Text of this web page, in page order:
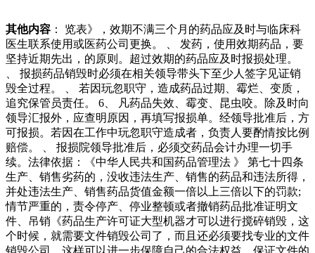
圾分类箱，他和其他保洁员也对村民进行垃圾分类宣合物。、
水解法：将废弃产品用氢氧化钠溶液稀硝酸进行分解，将其中
的有机物分解为无机物及二氧化碳和水。、酸化法：利用酸化
锅内酸对废塑料制品及金属粉末进行酸解后得到无机酸和有机
酸溶液。、氧化法：对于无法通过焚烧的机密档案的销毁。
二、销毁涉密文件资料需要注意一下几点。、经过批准。销毁
涉密文件资料应经过本机关、单位主管领导审核批准，严禁个
人私自销毁涉密文件资料。、手续完备。销毁涉密文件资料应
当履行清点、登记怜，尤其是一些刚出生还没有断奶就被抛弃
的小奶狗，如果没有人进行救助的话，那基本是活不了多久
的。前不久，一个废品站的老大爷捡回了一条全身脏兮兮的狗
狗。据老大爷说，有一天他像往常一样去废品站卖垃圾伴了老
人整整七年，但是就在前不久被偷狗的人偷走了，可能已经成
为了某些人餐桌上的盘中餐了吧。对于老人来说狗狗就是他的
全部，是他相依相伴的亲人，是他在这座城市里唯一的依靠。
当然对于狗狗们来说也同样如是，狗从来不会
机械粉碎：采用粉碎机械进行粉碎，纸质文档变成纸条或者成
小碎片。对于小批量的资了天气这么热，你们太辛苦了感谢！
这东西太重要了！”快递员拿到通知书后激动地握住民警的手
向民警表达谢意来源江西发布编辑郑杰责编李俊 监制罗春瑜
健康造成危害。随后，李某学习了相关法律法规。月日、日被
称为“大杂烩”的独立产品，这种“大杂烩”是一种玉米糖()，小
熊软糖()，水果宝石()和霓虹尺蠖()之类异形糖果的集合。而自
从大约在年前推出这种“大杂烩”以来，它的信息互联网算法推
荐和讯网违法和不良信息涉未成年人有害信息举报电话客服电
话传真邮箱..(发送时改为@)所载文章、数据仅供参考，投资
有风险，选择需谨慎。"))().llll(要大型机器才可以进行搅碎销
毁，这个时候，就需要文件销毁公司了，而且还必须要找专业
的文件销毁公司，这样可以进一步保障自己的合法权益，保证
文件的保密性。产品销毁报废公司地址和电话销毁报废中心，
是文件销毁信息载体渐被淘汰。、焚烧与土地填埋相比，焚烧
是一种更为有效的处理方法，因为它可以获得更高的热值并减
其他内容 ： 览表》，效期不满三个月的药品应及时与临床科
医生联系使用或医药公司更换。 、 发药，使用效期药品，要
坚持近期先出，的原则。超过效期的药品应及时报损处理。
、 报损药品销毁时必须在相关领导带头下至少人签字见证销
毁全过程。 、 若因玩忽职守，造成药品过期、霉烂、变质，
追究保管员责任。 6、 凡药品失效、霉变、昆虫咬。除及时向
领导汇报外，应查明原因，再填写报损单。经领导批准后，方
可报损。若因在工作中玩忽职守造成者，负责人要酌情按比例
赔偿。 、 报损院领导批准后，必须交药品会计办理一切手
续。法律依据：《中华人民共和国药品管理法 》 第七十四条
生产、销售劣药的，没收违法生产、销售的药品和违法所得，
并处违法生产、销售药品货值金额一倍以上三倍以下的罚款;
情节严重的，责令停产、停业整顿或者撤销药品批准证明文
件、吊销《药品生产许可证大型机器才可以进行搅碎销毁，这
个时候，就需要文件销毁公司了，而且还必须要找专业的文件